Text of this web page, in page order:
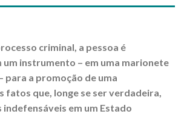
criminal, a pessoa é
instrumento – em uma marionete
para a promoção de uma
fatos que, longe se ser verdadeira,
em um Estado